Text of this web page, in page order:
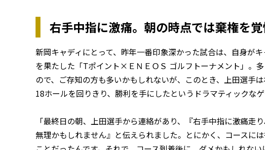
右手中指に激痛。朝の時点では棄権を
新岡キャディにとって、昨年一番印象深かった試合は、自身が
を果たした「Tポイント×ＥＮＥＯＳ ゴルフトーナメント」。
ので、ご存知の方も多いかもしれないが、このとき、上田選手
18ホールを回りきり、勝利を手にしたというドラマティックなゲ
「最終日の朝、上田選手から連絡があり、『右手中指に激痛走
無理かもしれません』と伝えられました。とにかく、コースに